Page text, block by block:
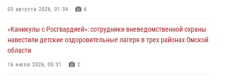
Росгвардия обеспечила безопасность уникального передвижного
29 июля 2026, 01:49
Росгвардейцы приняли участие в крестном ходе в День крещения
Руси в Омске
03 августа 2026, 01:34 6
«Каникулы с Росгвардией»: сотрудники вневедомственной охраны
навестили детские оздоровительные лагеря в трех районах Омской
области
16 июля 2026, 05:31 2